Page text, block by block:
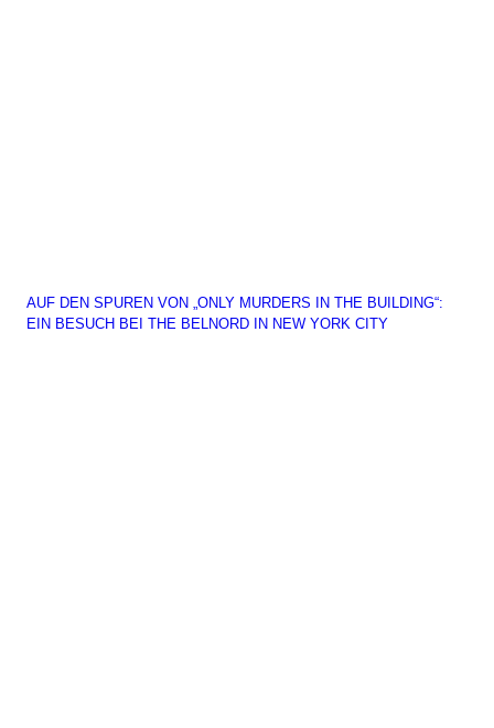
AUF DEN SPUREN VON „ONLY MURDERS IN THE BUILDING“:
EIN BESUCH BEI THE BELNORD IN NEW YORK CITY